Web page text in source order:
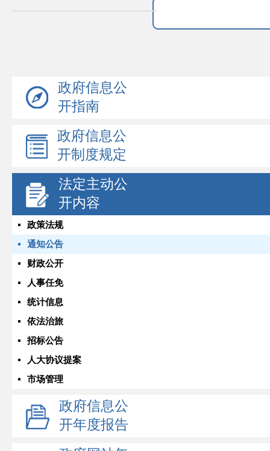
政府信息公
开指南
政府信息公
开制度规定
法定主动公
开内容
政策法规
通知公告
财政公开
人事任免
统计信息
依法治旅
招标公告
人大协议提案
市场管理
政府信息公
开年度报告